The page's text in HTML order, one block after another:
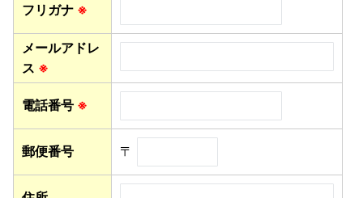
フリガナ ※
メールアドレ
ス ※
電話番号 ※
郵便番号 〒